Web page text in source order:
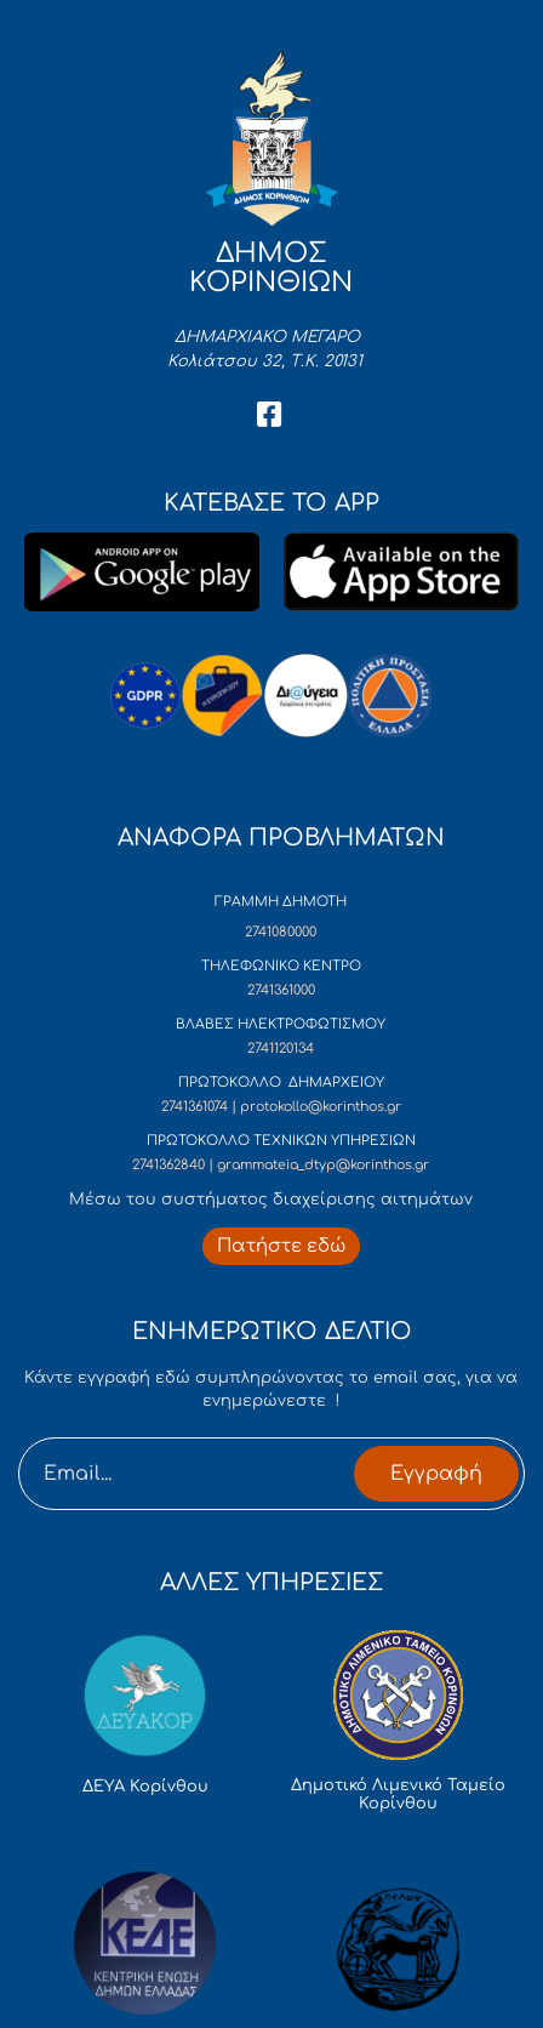
ΔΗΜΟΣ
ΚΟΡΙΝΘΙΩΝ
ΔΗΜΑΡΧΙΑΚΟ ΜΕΓΑΡΟ
Κολιάτσου 32, Τ.Κ. 20131
ΚΑΤΕΒΑΣΕ ΤΟ APP
ΑΝΑΦΟΡΑ ΠΡΟΒΛΗΜΑΤΩΝ
ΓΡΑΜΜΗ ΔΗΜΟΤΗ
2741080000
ΤΗΛΕΦΩΝΙΚΟ ΚΕΝΤΡΟ
2741361000
ΒΛΑΒΕΣ ΗΛΕΚΤΡΟΦΩΤΙΣΜΟΥ
2741120134
ΠΡΩΤΟΚΟΛΛΟ ΔΗΜΑΡΧΕΙΟΥ
2741361074 | protokollo@korinthos.gr
ΠΡΩΤΟΚΟΛΛΟ ΤΕΧΝΙΚΩΝ ΥΠΗΡΕΣΙΩΝ
2741362840 | grammateia_dtyp@korinthos.gr
Mέσω του συστήματος διαχείρισης αιτημάτων
Πατήστε εδώ
ΕΝΗΜΕΡΩΤΙΚΟ ΔΕΛΤΙΟ
Κάντε εγγραφή εδώ συμπληρώνοντας το email σας, για να
ενημερώνεστε !
Εγγραφή
ΑΛΛΕΣ ΥΠΗΡΕΣΙΕΣ
ΔΕΥΑ Κορίνθου
Δημοτικό Λιμενικό Ταμείο
Κορίνθου